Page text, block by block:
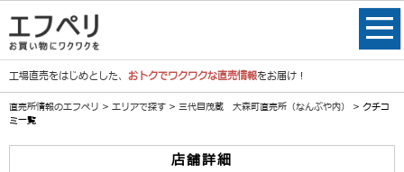
工場直売をはじめとした、 おトクでワクワクな直売情報をお届け！
直売所情報のエフペリ > エリアで探す > 三代目茂蔵 大森町直売所（なんぶや内）
> クチコ
ミ一覧
店舗詳細